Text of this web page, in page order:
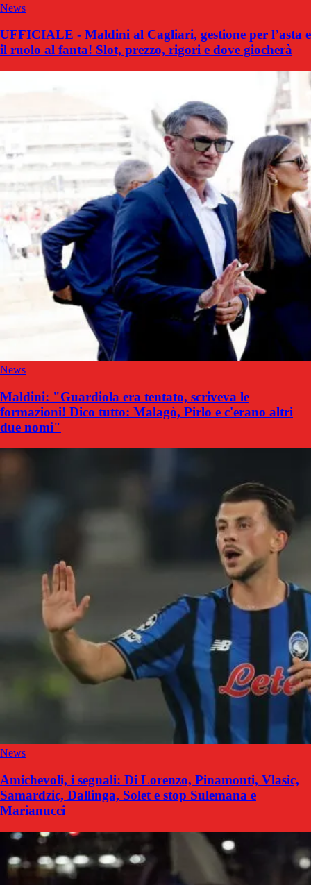
News
UFFICIALE - Maldini al Cagliari, gestione per l’asta e
il ruolo al fanta! Slot, prezzo, rigori e dove giocherà
News
Maldini: "Guardiola era tentato, scriveva le
formazioni! Dico tutto: Malagò, Pirlo e c'erano altri
due nomi"
News
Amichevoli, i segnali: Di Lorenzo, Pinamonti, Vlasic,
Samardzic, Dallinga, Solet e stop Sulemana e
Marianucci